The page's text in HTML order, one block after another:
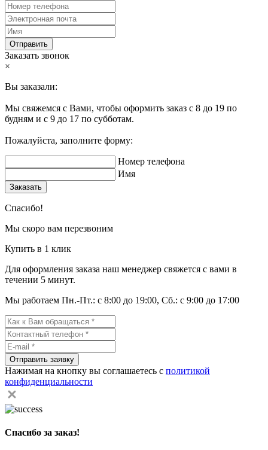
Отправить
Заказать звонок
×
Вы заказали:
Мы свяжемся с Вами, чтобы оформить заказ с 8 до 19 по
будням и с 9 до 17 по субботам.
Пожалуйста, заполните форму:
Номер телефона
Имя
Заказать
Спасибо!
Мы скоро вам перезвоним
Купить в 1 клик
Для оформления заказа наш менеджер свяжется с вами в
течении 5 минут.
Мы работаем Пн.-Пт.: с 8:00 до 19:00, Сб.: с 9:00 до 17:00
Отправить заявку
Нажимая на кнопку вы соглашаетесь с политикой
конфиденциальности
Спасибо за заказ!